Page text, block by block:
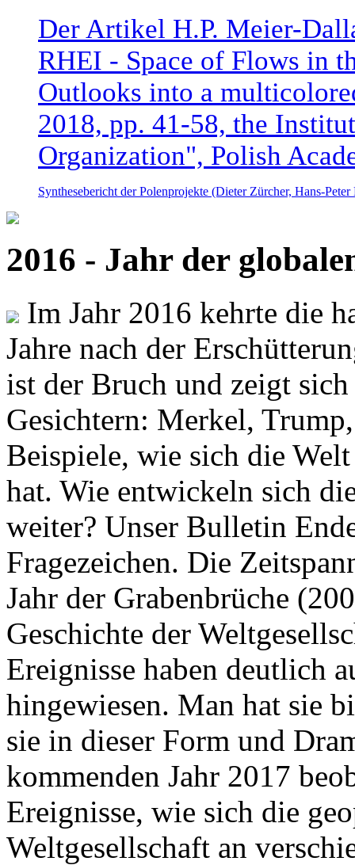
Der Artikel H.P. Meier-
RHEI - Space of Flows in
Outlooks into a
2018, pp. 41-58, the
Organization", Polish
Synthesebericht der Polenprojekte (Dieter Zürcher, Hans-
2016 - Jahr der
Im Jahr 2016 kehrte die
Jahre nach der
ist der Bruch und zeigt
Gesichtern: Merkel,
Beispiele, wie sich die
hat. Wie entwickeln sich
weiter? Unser Bulletin
Fragezeichen. Die
Jahr der Grabenbrüche
Geschichte der
Ereignisse haben deutlich
hingewiesen. Man hat sie
sie in dieser Form und
kommenden Jahr 2017
Ereignisse, wie sich die
Weltgesellschaft an